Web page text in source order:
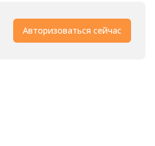
Авторизоваться сейчас